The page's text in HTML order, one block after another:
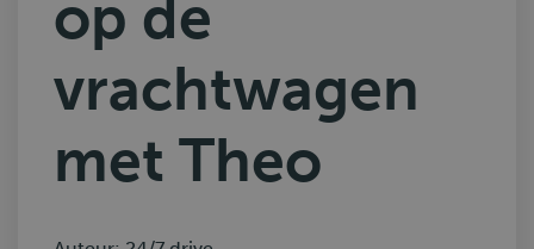
op de
vrachtwagen
met Theo